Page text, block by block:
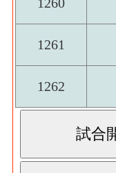
1261
1262